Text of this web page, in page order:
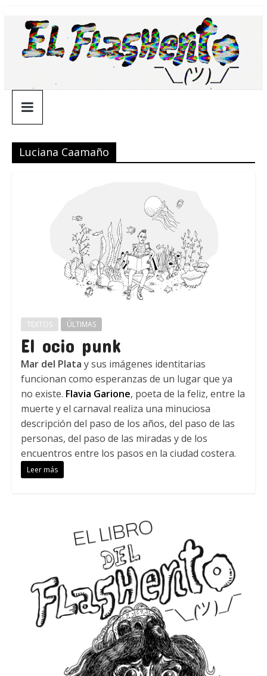
contenido
¯\_(ツ)_/
¯
Luciana Caamaño
TEXTOS ÚLTIMAS
El ocio punk
Mar del Plata y sus imágenes identitarias
funcionan como esperanzas de un lugar que ya
no existe. Flavia Garione, poeta de la feliz, entre la
muerte y el carnaval realiza una minuciosa
descripción del paso de los años, del paso de las
personas, del paso de las miradas y de los
encuentros entre los pasos en la ciudad costera.
Leer más